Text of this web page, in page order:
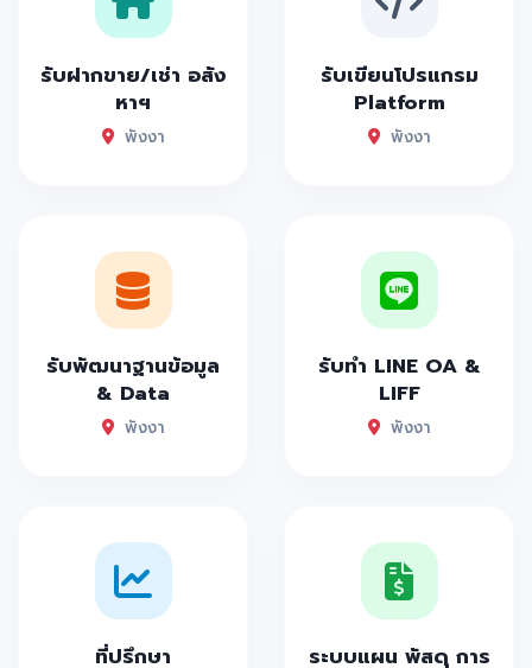
รับฝากขาย/เช่า อสัง
หาฯ
พังงา
รับเขียนโปรแกรม
Platform
พังงา
รับพัฒนาฐานข้อมูล
& Data
พังงา
รับทำ LINE OA &
LIFF
พังงา
ที่ปรึกษา ระบบแผน พัสดุ การ